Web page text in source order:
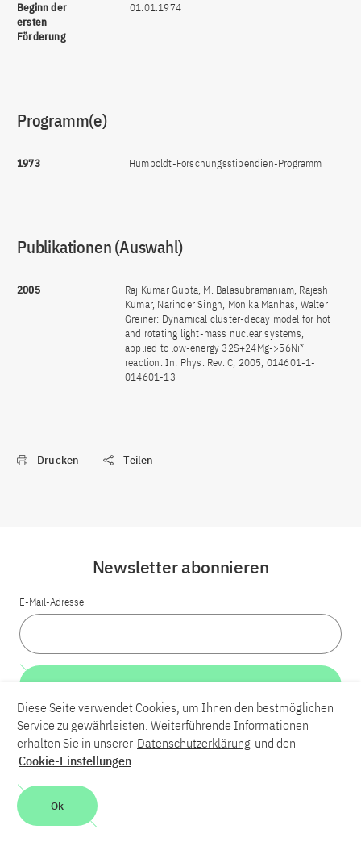
Beginn der
ersten
Förderung
01.01.1974
Programm(e)
1973 Humboldt-Forschungsstipendien-Programm
Publikationen (Auswahl)
2005
Raj Kumar Gupta, M. Balasubramaniam, Rajesh
Kumar, Narinder Singh, Monika Manhas, Walter
Greiner: Dynamical cluster-decay model for hot
and rotating light-mass nuclear systems,
applied to low-energy 32S+24Mg->56Ni*
reaction. In: Phys. Rev. C, 2005, 014601-1-
014601-13
Drucken Teilen
LinkedInBlueskyYouTube
Kontakt
Barrierefreiheit
Newsletter abonnieren
E-Mail-Adresse
Weiter
Diese Seite verwendet Cookies, um Ihnen den bestmöglichen
Service zu gewährleisten. Weiterführende Informationen
erhalten Sie in unserer Datenschutzerklärung und den
Cookie-Einstellungen.
Ok